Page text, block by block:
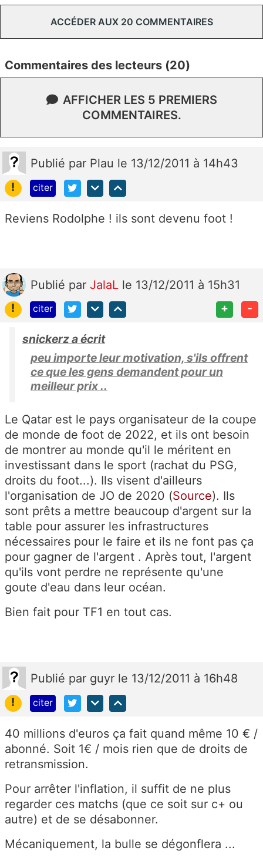
ACCÉDER AUX 20 COMMENTAIRES
Commentaires des lecteurs (20)
AFFICHER LES 5 PREMIERS
COMMENTAIRES.
Publié par Plau le 13/12/2011 à 14h43
!
citer
Reviens Rodolphe ! ils sont devenu foot !
Publié par JalaL le 13/12/2011 à 15h31
!
citer + -
snickerz a écrit
peu importe leur motivation, s'ils offrent
ce que les gens demandent pour un
meilleur prix ..
Le Qatar est le pays organisateur de la coupe
de monde de foot de 2022, et ils ont besoin
de montrer au monde qu'il le méritent en
investissant dans le sport (rachat du PSG,
droits du foot...). Ils visent d'ailleurs
l'organisation de JO de 2020 (Source). Ils
sont prêts a mettre beaucoup d'argent sur la
table pour assurer les infrastructures
nécessaires pour le faire et ils ne font pas ça
pour gagner de l'argent . Après tout, l'argent
qu'ils vont perdre ne représente qu'une
goute d'eau dans leur océan.
Bien fait pour TF1 en tout cas.
Publié par guyr le 13/12/2011 à 16h48
!
citer
40 millions d'euros ça fait quand même 10 € /
abonné. Soit 1€ / mois rien que de droits de
retransmission.
Pour arrêter l'inflation, il suffit de ne plus
regarder ces matchs (que ce soit sur c+ ou
autre) et de se désabonner.
Mécaniquement, la bulle se dégonflera ...